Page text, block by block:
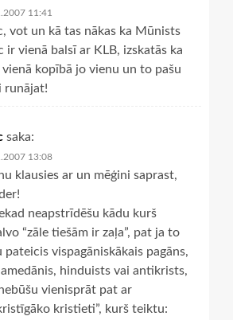
11:41
vot un kā tas nākas ka Mūnists
ir vienā balsī ar KLB, izskatās ka
vienā kopībā jo vienu un to pašu
runājat!
saka:
13:08
klausies ar un mēģini saprast,
neapstrīdēšu kādu kurš
“zāle tiešām ir zaļa”, pat ja to
pateicis vispagāniskākais pagāns,
hinduists vai antikrists,
vienisprāt pat ar
kristieti”, kurš teiktu: